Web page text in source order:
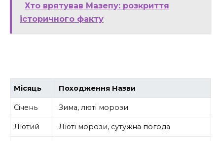
Хто врятував Мазепу: розкриття
історичного факту
Місяць Походження Назви
Січень Зима, люті морози
Лютий Люті морози, сутужна погода